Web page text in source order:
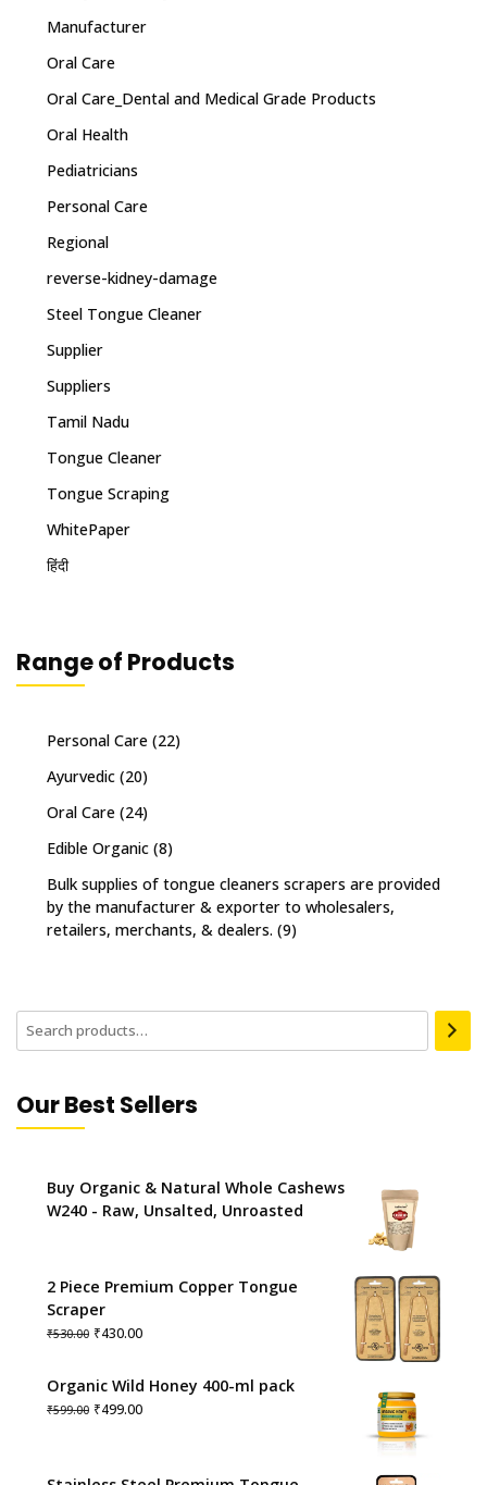
Manufacturer
Oral Care
Oral Care_Dental and Medical Grade Products
Oral Health
Pediatricians
Personal Care
Regional
reverse-kidney-damage
Steel Tongue Cleaner
Supplier
Suppliers
Tamil Nadu
Tongue Cleaner
Tongue Scraping
WhitePaper
हिंदी
Range of Products
Personal Care (22)
Ayurvedic (20)
Oral Care (24)
Edible Organic (8)
Bulk supplies of tongue cleaners scrapers are provided
by the manufacturer & exporter to wholesalers,
retailers, merchants, & dealers. (9)
Our Best Sellers
Buy Organic & Natural Whole Cashews
W240 - Raw, Unsalted, Unroasted
2 Piece Premium Copper Tongue
Scraper
₹530.00 Original
was:
₹430.00Current
is:
₹430.00.
Organic Wild Honey 400-ml pack
₹599.00 Original
₹599.00.
₹499.00Current
₹499.00.